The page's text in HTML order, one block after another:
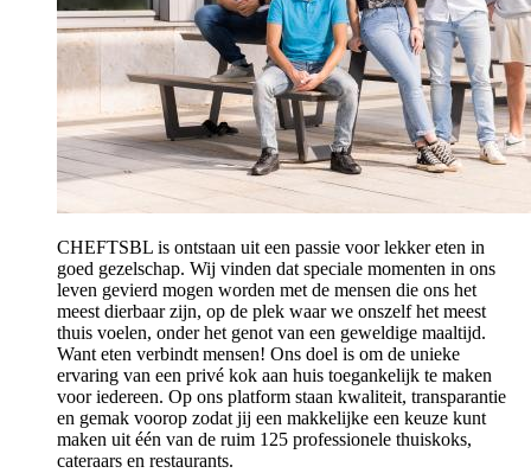
CHEFTSBL is ontstaan uit een passie voor lekker eten in
goed gezelschap. Wij vinden dat speciale momenten in ons
leven gevierd mogen worden met de mensen die ons het
meest dierbaar zijn, op de plek waar we onszelf het meest
thuis voelen, onder het genot van een geweldige maaltijd.
Want eten verbindt mensen! Ons doel is om de unieke
ervaring van een privé kok aan huis toegankelijk te maken
voor iedereen. Op ons platform staan kwaliteit, transparantie
en gemak voorop zodat jij een makkelijke een keuze kunt
maken uit één van de ruim 125 professionele thuiskoks,
cateraars en restaurants.